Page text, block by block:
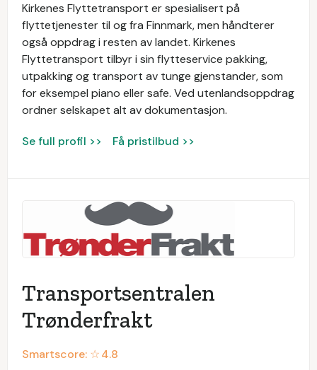
Kirkenes Flyttetransport er spesialisert på
flyttetjenester til og fra Finnmark, men håndterer
også oppdrag i resten av landet. Kirkenes
Flyttetransport tilbyr i sin flytteservice pakking,
utpakking og transport av tunge gjenstander, som
for eksempel piano eller safe. Ved utenlandsoppdrag
ordner selskapet alt av dokumentasjon.
Se full profil >> Få pristilbud >>
Transportsentralen
Trønderfrakt
Smartscore: ☆4.8